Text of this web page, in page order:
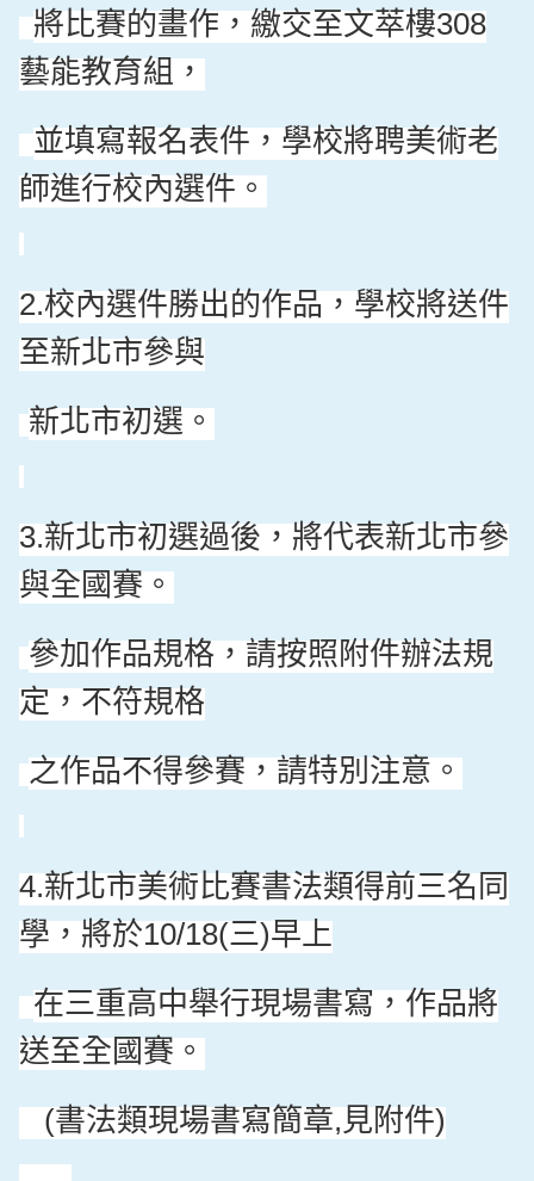
將比賽的畫作，繳交至文萃樓308
藝能教育組，
並填寫報名表件，學校將聘美術老
師進行校內選件。
2.校內選件勝出的作品，學校將送件
至新北市參與
新北市初選。
3.新北市初選過後，將代表新北市參
與全國賽。
參加作品規格，請按照附件辦法規
定，不符規格
之作品不得參賽，請特別注意。
4.新北市美術比賽書法類得前三名同
學，將於10/18(三)早上
在三重高中舉行現場書寫，作品將
送至全國賽。
(書法類現場書寫簡章,見附件)